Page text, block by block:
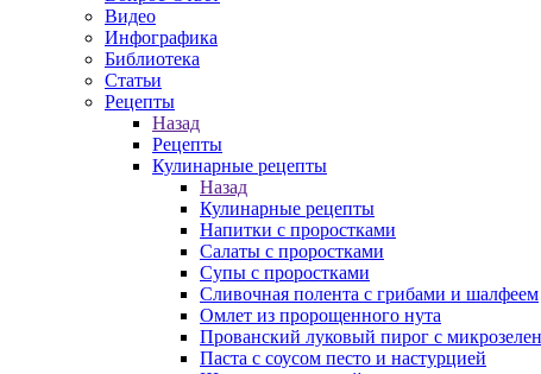
Видео
Инфографика
Библиотека
Статьи
Рецепты
Назад
Рецепты
Кулинарные рецепты
Назад
Кулинарные рецепты
Напитки с проростками
Салаты с проростками
Супы с проростками
Сливочная полента с грибами и шалфеем
Омлет из пророщенного нута
Прованский луковый пирог с
Паста с соусом песто и настурцией